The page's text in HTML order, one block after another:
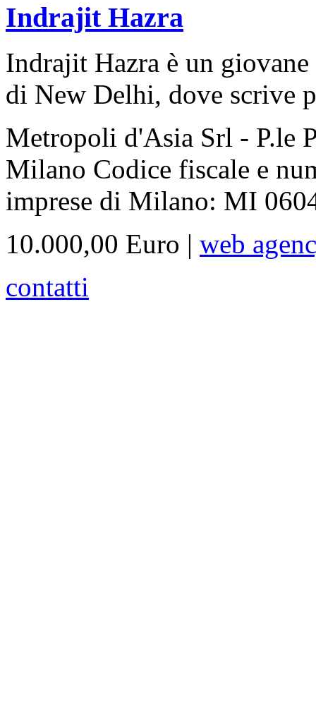
Indrajit Hazra
Indrajit Hazra è un
di New Delhi, dove scrive
Metropoli d'Asia Srl - P.le
Milano Codice fiscale e
imprese di Milano: MI
10.000,00 Euro | web
contatti